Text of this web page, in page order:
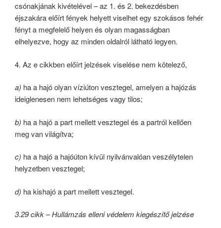
csónakjának kivételével – az 1. és 2. bekezdésben
éjszakára előírt fények helyett viselhet egy szokásos fehér
fényt a megfelelő helyen és olyan magasságban
elhelyezve, hogy az minden oldalról látható legyen.
4. Az e cikkben előírt jelzések viselése nem kötelező,
a) ha a hajó olyan víziúton vesztegel, amelyen a hajózás
ideiglenesen nem lehetséges vagy tilos;
b) ha a hajó a part mellett vesztegel és a partról kellően
meg van világítva;
c) ha a hajó a hajóúton kívül nyilvánvalóan veszélytelen
helyzetben vesztegel;
d) ha kishajó a part mellett vesztegel.
3.29 cikk – Hullámzás elleni védelem kiegészítő jelzése